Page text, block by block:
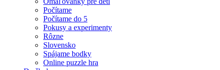
Počítame
Počítame do 5
Pokusy a experimenty
Rôzne
Slovensko
Spájame bodky
Online puzzle hra